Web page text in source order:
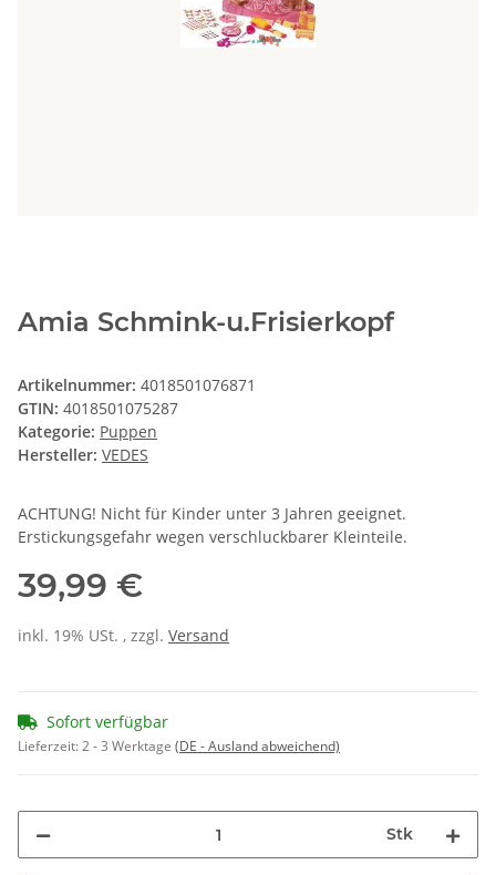
Amia Schmink-u.Frisierkopf
Artikelnummer: 4018501076871
GTIN: 4018501075287
Kategorie: Puppen
Hersteller: VEDES
ACHTUNG! Nicht für Kinder unter 3 Jahren geeignet.
Erstickungsgefahr wegen verschluckbarer Kleinteile.
39,99 €
inkl. 19% USt. , zzgl. Versand
Sofort verfügbar
Lieferzeit:2 - 3 Werktage (DE - Ausland abweichend)
Stk